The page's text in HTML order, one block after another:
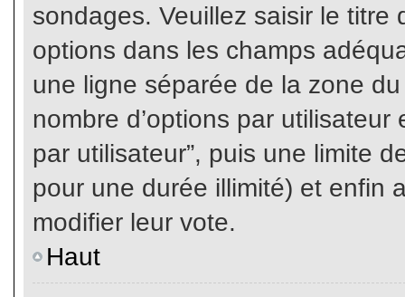
sondages. Veuillez saisir le
options dans les champs
une ligne séparée de la zone
nombre d’options par
par utilisateur”, puis une limite
pour une durée illimité) et enfin
modifier leur vote.
Haut